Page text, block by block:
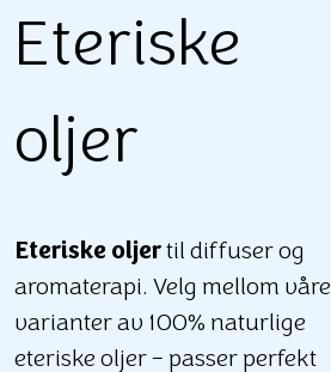
Eteriske
oljer
Eteriske oljertil diffuser og
aromaterapi. Velg mellom våre
varianter av 100% naturlige
eteriske oljer – passer perfekt